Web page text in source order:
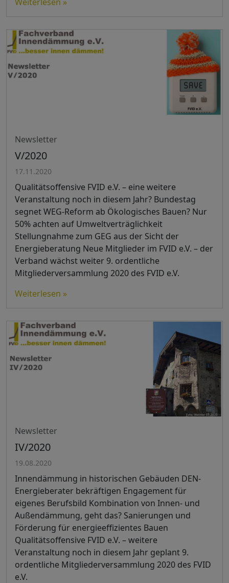
Newsletter
V/2020
17.11.2020
Qualitätsoffensive FVID e.V. – eine weitere
Veranstaltung noch in diesem Jahr? Bundestag
segnet WEG-Reform ab Ökologisches Bauen? Nur
50% achten auf Umweltverträglichkeit
Stellungnahme zum GEG aus der Sicht der
Energieberatung Neue Mitglieder im FVID e.V. – der
Verband wächst weiter 9. ordentliche
Mitgliederversammlung 2020 des FVID e.V.
Weiterlesen »
Newsletter
IV/2020
19.08.2020
Innendämmung in historischen Gebäuden DEN-
Energieberater bekräftigen Engagement für
eigenes Berufsbild Kombination von Innen- und
Außendämmung, geht das? Sanierungen und
Förderung für energieeffizientes Bauen
Qualitätsoffensive FVID e.V. – weitere
Veranstaltung noch in diesem Jahr geplant 9.
ordentliche Mitgliederversammlung 2020 des FVID
e.V.